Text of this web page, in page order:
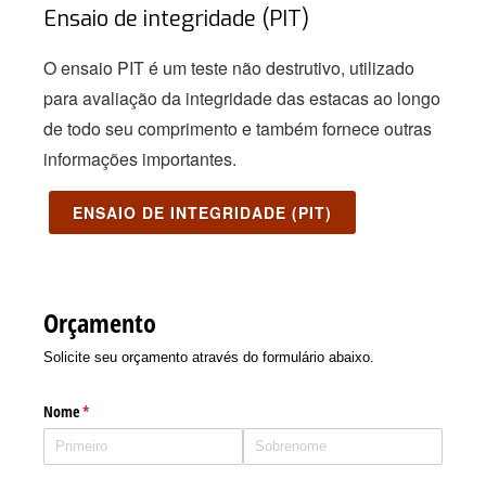
Ensaio de integridade (PIT)
O ensaio PIT é um teste não destrutivo, utilizado
para avaliação da integridade das estacas ao longo
de todo seu comprimento e também fornece outras
informações importantes.
ENSAIO DE INTEGRIDADE (PIT)